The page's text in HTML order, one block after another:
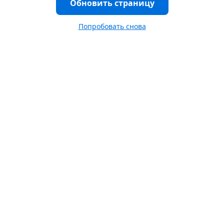
Обновить страницу
Попробовать снова